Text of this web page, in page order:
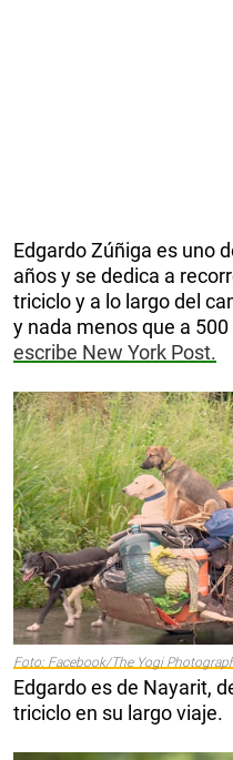
Edgardo Zúñiga es uno
años y se dedica a
triciclo y a lo largo del
y nada menos que a
escribe New York Post.
Foto: Facebook/The Yogi
Edgardo es de Nayarit,
triciclo en su largo viaje.